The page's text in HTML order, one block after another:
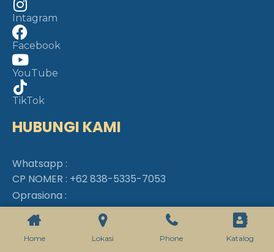
Intagram
Facebook
YouTube
TikTok
HUBUNGI KAMI
Whatsapp :
CP NOMER : +62 838-5335-7053
Oprasiona :
09.00 – 17.00 WIB
Home Lokasi Phone Katalog